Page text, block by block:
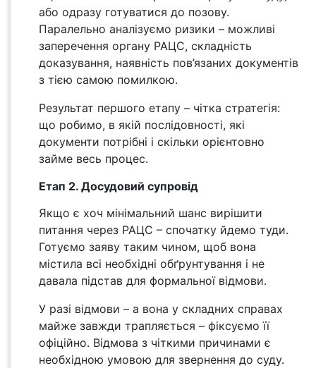
або одразу готуватися до позову.
Паралельно аналізуємо ризики – можливі
заперечення органу РАЦС, складність
доказування, наявність пов’язаних документів
з тією самою помилкою.
Результат першого етапу – чітка стратегія:
що робимо, в якій послідовності, які
документи потрібні і скільки орієнтовно
займе весь процес.
Етап 2. Досудовий супровід
Якщо є хоч мінімальний шанс вирішити
питання через РАЦС – спочатку йдемо туди.
Готуємо заяву таким чином, щоб вона
містила всі необхідні обґрунтування і не
давала підстав для формальної відмови.
У разі відмови – а вона у складних справах
майже завжди трапляється – фіксуємо її
офіційно. Відмова з чіткими причинами є
необхідною умовою для звернення до суду.